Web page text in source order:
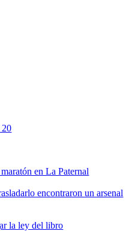
20
en La Paternal
encontraron un arsenal
la ley del libro